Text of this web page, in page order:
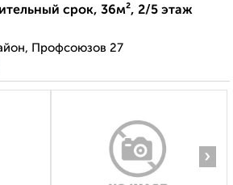
срок, 36м², 2/5 этаж
Профсоюзов 27
›